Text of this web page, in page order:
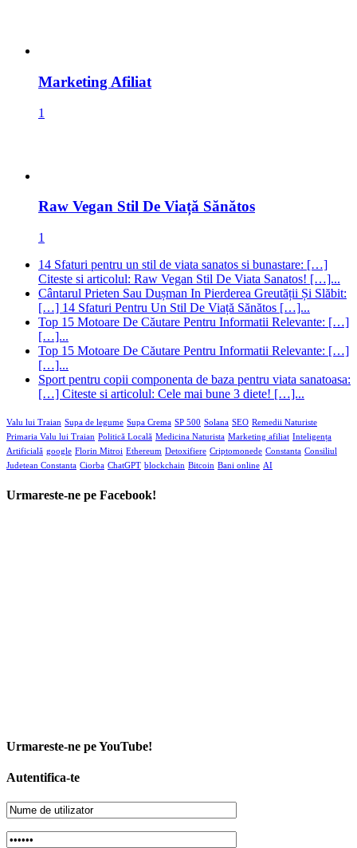
Marketing Afiliat
1
Raw Vegan Stil De Viață Sănătos
1
14 Sfaturi pentru un stil de viata sanatos si bunastare: […]
Citeste si articolul: Raw Vegan Stil De Viata Sanatos! […]...
Cântarul Prieten Sau Dușman In Pierderea Greutății Și Slăbit:
[…] 14 Sfaturi Pentru Un Stil De Viață Sănătos […]...
Top 15 Motoare De Căutare Pentru Informatii Relevante: […]
[…]...
Top 15 Motoare De Căutare Pentru Informatii Relevante: […]
[…]...
Sport pentru copii componenta de baza pentru viata sanatoasa:
[…] Citeste si articolul: Cele mai bune 3 diete! […]...
Valu lui Traian Supa de legume Supa Crema SP 500 Solana SEO Remedii Naturiste
Primaria Valu lui Traian Politică Locală Medicina Naturista Marketing afiliat Inteligența
Artificială google Florin Mitroi Ethereum Detoxifiere Criptomonede Constanta Consiliul
Judetean Constanta Ciorba ChatGPT blockchain Bitcoin Bani online AI
Urmareste-ne pe Facebook!
Urmareste-ne pe YouTube!
Autentifica-te